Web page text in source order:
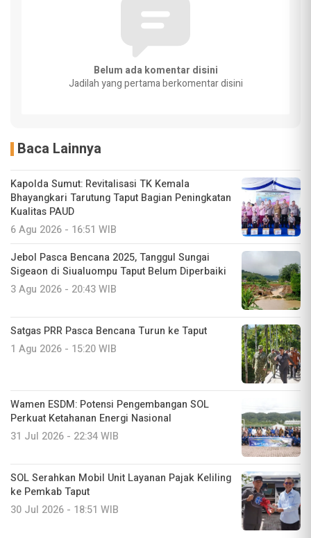
Belum ada komentar disini
Jadilah yang pertama berkomentar disini
Baca Lainnya
Kapolda Sumut: Revitalisasi TK Kemala
Bhayangkari Tarutung Taput Bagian Peningkatan
Kualitas PAUD
6 Agu 2026 - 16:51 WIB
Jebol Pasca Bencana 2025, Tanggul Sungai
Sigeaon di Siualuompu Taput Belum Diperbaiki
3 Agu 2026 - 20:43 WIB
Satgas PRR Pasca Bencana Turun ke Taput
1 Agu 2026 - 15:20 WIB
Wamen ESDM: Potensi Pengembangan SOL
Perkuat Ketahanan Energi Nasional
31 Jul 2026 - 22:34 WIB
SOL Serahkan Mobil Unit Layanan Pajak Keliling
ke Pemkab Taput
30 Jul 2026 - 18:51 WIB